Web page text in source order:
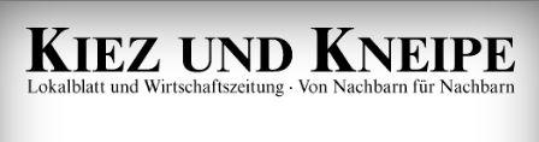
Zum
Inhalt
springen